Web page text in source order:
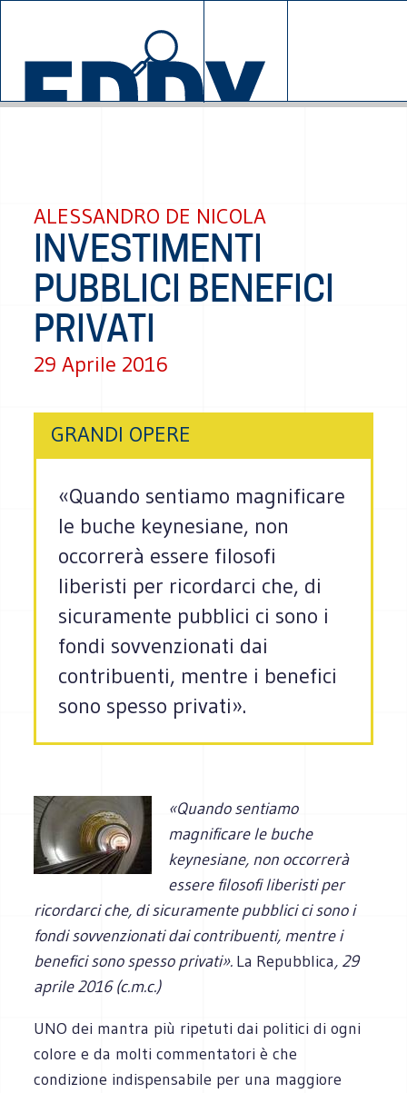
© 2026 EDDYBURG
ALESSANDRO DE NICOLA
INVESTIMENTI
PUBBLICI BENEFICI
PRIVATI
29 Aprile 2016
GRANDI OPERE
«Quando sentiamo magnificare
le buche keynesiane, non
occorrerà essere filosofi
liberisti per ricordarci che, di
sicuramente pubblici ci sono i
fondi sovvenzionati dai
contribuenti, mentre i benefici
sono spesso privati».
«Quando sentiamo
magnificare le buche
keynesiane, non occorrerà
essere filosofi liberisti per
ricordarci che, di sicuramente pubblici ci sono i
fondi sovvenzionati dai contribuenti, mentre i
benefici sono spesso privati». La Repubblica, 29
aprile 2016 (c.m.c.)
UNO dei mantra più ripetuti dai politici di ogni
colore e da molti commentatori è che
condizione indispensabile per una maggiore